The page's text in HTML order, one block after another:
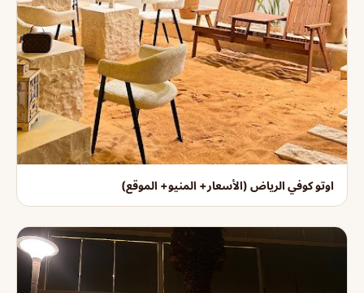
اوتو كوفي الرياض (الأسعار+ المنيو+ الموقع)